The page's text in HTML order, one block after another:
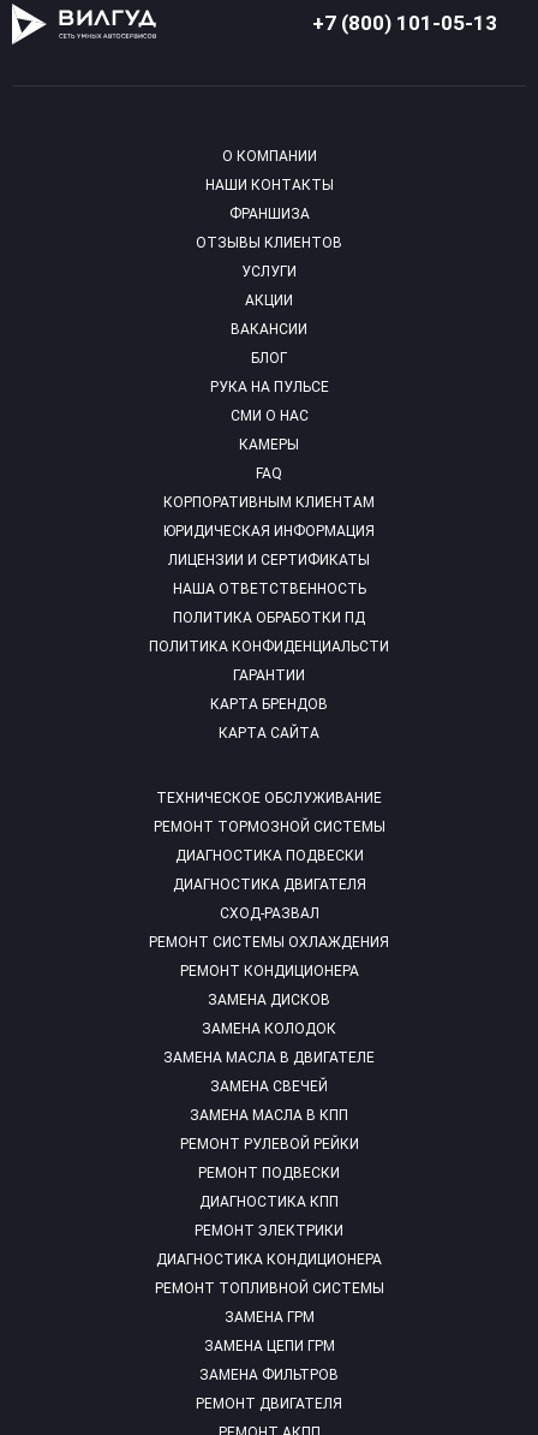
+7 (800) 101-05-13
О КОМПАНИИ
НАШИ КОНТАКТЫ
ФРАНШИЗА
ОТЗЫВЫ КЛИЕНТОВ
УСЛУГИ
АКЦИИ
ВАКАНСИИ
БЛОГ
РУКА НА ПУЛЬСЕ
СМИ О НАС
КАМЕРЫ
FAQ
ТЕХНИЧЕСКОЕ ОБСЛУЖИВАНИЕ
РЕМОНТ ТОРМОЗНОЙ СИСТЕМЫ
ДИАГНОСТИКА ПОДВЕСКИ
ДИАГНОСТИКА ДВИГАТЕЛЯ
СХОД-РАЗВАЛ
РЕМОНТ СИСТЕМЫ ОХЛАЖДЕНИЯ
РЕМОНТ КОНДИЦИОНЕРА
ЗАМЕНА ДИСКОВ
ЗАМЕНА КОЛОДОК
ЗАМЕНА МАСЛА В ДВИГАТЕЛЕ
ЗАМЕНА СВЕЧЕЙ
ЗАМЕНА МАСЛА В КПП
РЕМОНТ РУЛЕВОЙ РЕЙКИ
РЕМОНТ ПОДВЕСКИ
ДИАГНОСТИКА КПП
РЕМОНТ ЭЛЕКТРИКИ
ДИАГНОСТИКА КОНДИЦИОНЕРА
РЕМОНТ ТОПЛИВНОЙ СИСТЕМЫ
ЗАМЕНА ГРМ
ЗАМЕНА ЦЕПИ ГРМ
ЗАМЕНА ФИЛЬТРОВ
РЕМОНТ ДВИГАТЕЛЯ
КОРПОРАТИВНЫМ КЛИЕНТАМ
ЮРИДИЧЕСКАЯ ИНФОРМАЦИЯ
ЛИЦЕНЗИИ И СЕРТИФИКАТЫ
НАША ОТВЕТСТВЕННОСТЬ
ПОЛИТИКА ОБРАБОТКИ ПД
ПОЛИТИКА КОНФИДЕНЦИАЛЬСТИ
ГАРАНТИИ
КАРТА БРЕНДОВ
КАРТА САЙТА